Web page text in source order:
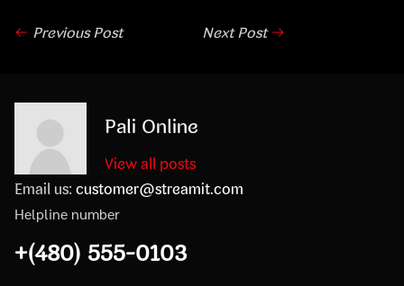
Previous Post Next Post
Pali Online
View all posts
Email us:customer@streamit.com
Helpline number
+(480) 555-0103